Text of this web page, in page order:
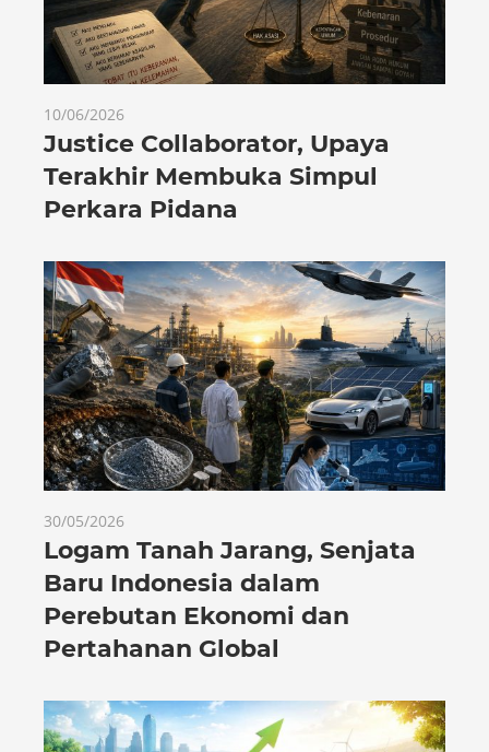
10/06/2026
Justice Collaborator, Upaya
Terakhir Membuka Simpul
Perkara Pidana
30/05/2026
Logam Tanah Jarang, Senjata
Baru Indonesia dalam
Perebutan Ekonomi dan
Pertahanan Global